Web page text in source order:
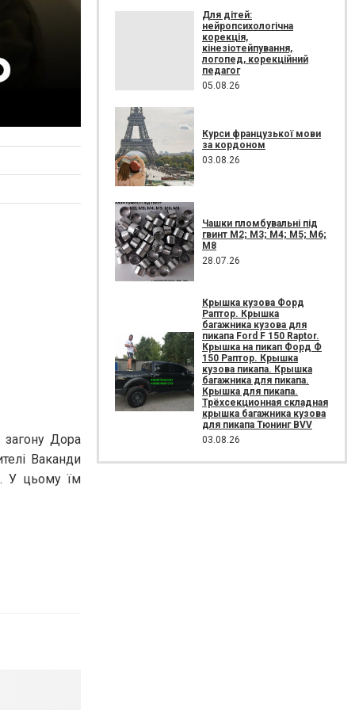
загону Дора
Ваканди
У цьому їм
Для дітей:
нейропсихологічна
корекція,
кінезіотейпування,
логопед, корекційний
педагог
05.08.26
Курси французької мови
за кордоном
03.08.26
Чашки пломбувальні під
гвинт М2; М3; М4; М5; М6;
М8
28.07.26
Крышка кузова Форд
Раптор. Крышка
багажника кузова для
пикапа Ford F 150 Raptor.
Крышка на пикап Форд Ф
150 Раптор. Крышка
кузова пикапа. Крышка
багажника для пикапа.
Крышка для пикапа.
Трёхсекционная складная
крышка багажника кузова
для пикапа Тюнинг BVV
03.08.26